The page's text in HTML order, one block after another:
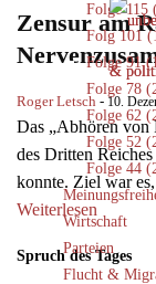
Folge 115
Folg 101
Folge 91
Folge 78
Folge 62
Folge 52
Folge 44
Wirtschaft
Parteien
Flucht &
Zensur am
Roger Letsch - 10.
Das „Abhören von
des Dritten
konnte. Ziel war
Weiterlesen
Spruch des Tages